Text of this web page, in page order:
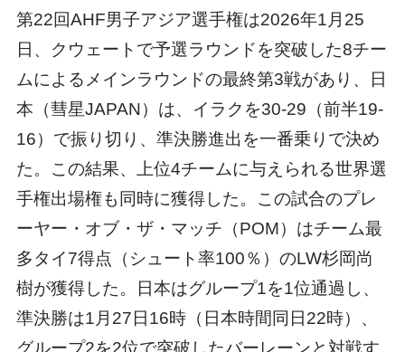
第22回AHF男子アジア選手権は2026年1月25
日、クウェートで予選ラウンドを突破した8チー
ムによるメインラウンドの最終第3戦があり、日
本（彗星JAPAN）は、イラクを30-29（前半19-
16）で振り切り、準決勝進出を一番乗りで決め
た。この結果、上位4チームに与えられる世界選
手権出場権も同時に獲得した。この試合のプレ
ーヤー・オブ・ザ・マッチ（POM）はチーム最
多タイ7得点（シュート率100％）のLW杉岡尚
樹が獲得した。日本はグループ1を1位通過し、
準決勝は1月27日16時（日本時間同日22時）、
グループ2を2位で突破したバーレーンと対戦す